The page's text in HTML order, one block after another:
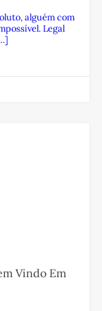
alguém com
Legal
Vindo Em